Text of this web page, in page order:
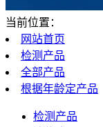
当前位置：
网站首页
检测产品
全部产品
根据年龄定产品
检测产品